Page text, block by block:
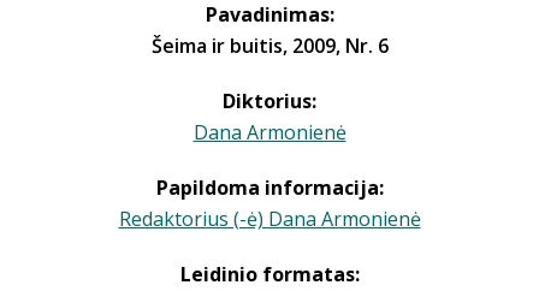
Pavadinimas:
Šeima ir buitis, 2009, Nr. 6
Diktorius:
Dana Armonienė
Papildoma informacija:
Redaktorius (-ė) Dana Armonienė
Leidinio formatas: